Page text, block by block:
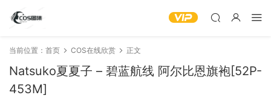
当前位置： 首页 COS在线欣赏 正文
Natsuko夏夏子 – 碧蓝航线 阿尔比恩旗袍[52P-
453M]